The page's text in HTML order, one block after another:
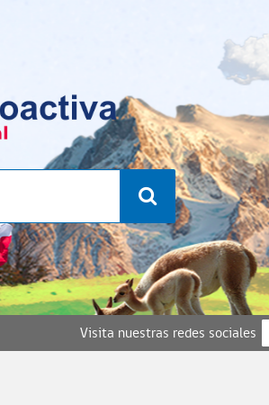
Visita nuestras redes sociales